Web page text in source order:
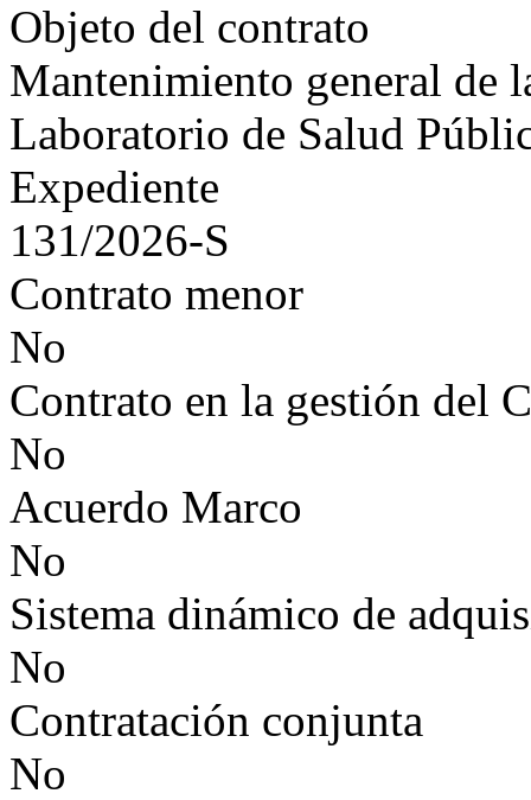
Objeto del contrato
Mantenimiento general de
Laboratorio de Salud
Expediente
131/2026-S
Contrato menor
No
Contrato en la gestión del
No
Acuerdo Marco
No
Sistema dinámico de
No
Contratación conjunta
No